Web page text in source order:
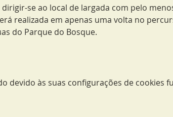
se ao local de largada com pelo
realizada em apenas uma volta no
do Parque do Bosque.
devido às suas configurações de cookies